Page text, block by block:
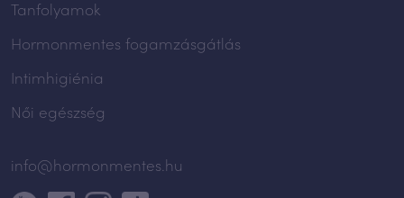
Tanfolyamok
Hormonmentes fogamzásgátlás
Intimhigiénia
Női egészség
info@hormonmentes.hu